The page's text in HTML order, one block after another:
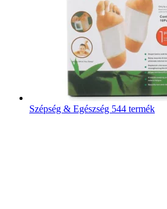
Szépség & Egészség 544 termék